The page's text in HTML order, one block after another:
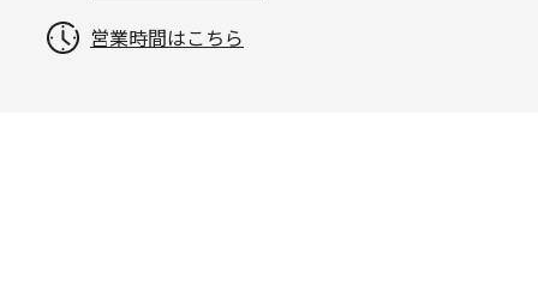
営業時間はこちら